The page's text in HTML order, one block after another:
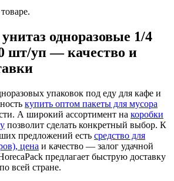
одноразовые 1/4
шт/уп — качество и
упаковок под еду для кафе и
купить оптом пакеты для мусора
А широкий ассортимент на коробки
позволит сделать конкретный выбор. К
предложений есть средство для
цена и качество — залог удачной
предлагает быструю доставку
всей стране.